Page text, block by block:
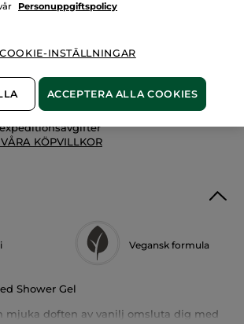
från La Gacilly, Frankrike
eller pengarna tillbaka
KÖPVILLKOR
Vegansk formula
Shower Gel
mjuka doften av vanilj omsluta dig med
Personuppgiftspolicy
COOKIE-INSTÄLLNINGAR
ACCEPTERA ALLA COOKIES